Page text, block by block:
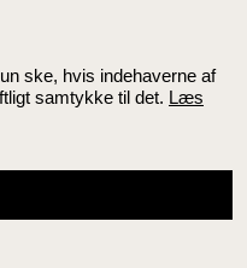
ske, hvis indehaverne af
samtykke til det. Læs